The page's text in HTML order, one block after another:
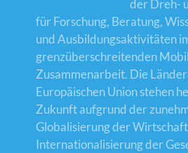
der Dreh-
für Forschung, Beratung,
und Ausbildungsaktivitäten
grenzüberschreitenden
Zusammenarbeit. Die
Europäischen Union stehen
Zukunft aufgrund der
Globalisierung der
Internationalisierung der